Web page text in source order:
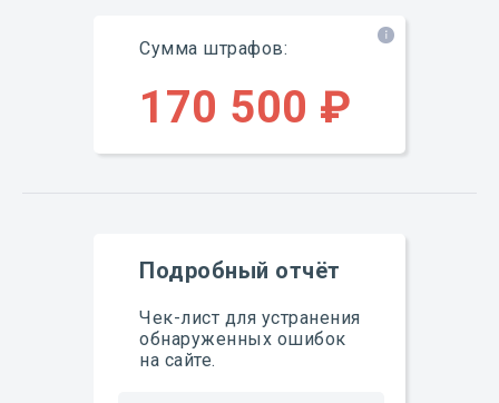
Сумма штрафов:
170 500 ₽
Чек-лист для устранения
обнаруженных ошибок
на сайте.
Подробный отчёт